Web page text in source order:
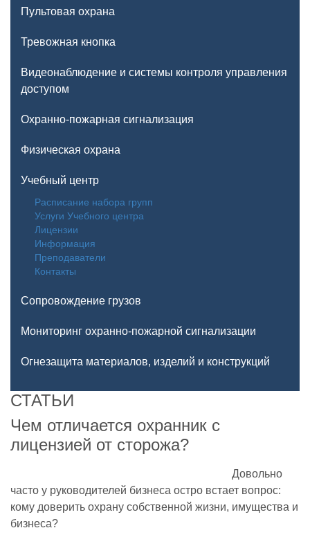
Пультовая охрана
Тревожная кнопка
Видеонаблюдение и системы контроля управления
доступом
Охранно-пожарная сигнализация
Физическая охрана
Учебный центр
Расписание набора групп
Услуги Учебного центра
Лицензии
Информация
Преподаватели
Контакты
Сопровождение грузов
Мониторинг охранно-пожарной сигнализации
Огнезащита материалов, изделий и конструкций
СТАТЬИ
Чем отличается охранник с
лицензией от сторожа?
Довольно
часто у руководителей бизнеса остро встает вопрос:
кому доверить охрану собственной жизни, имущества и
бизнеса?